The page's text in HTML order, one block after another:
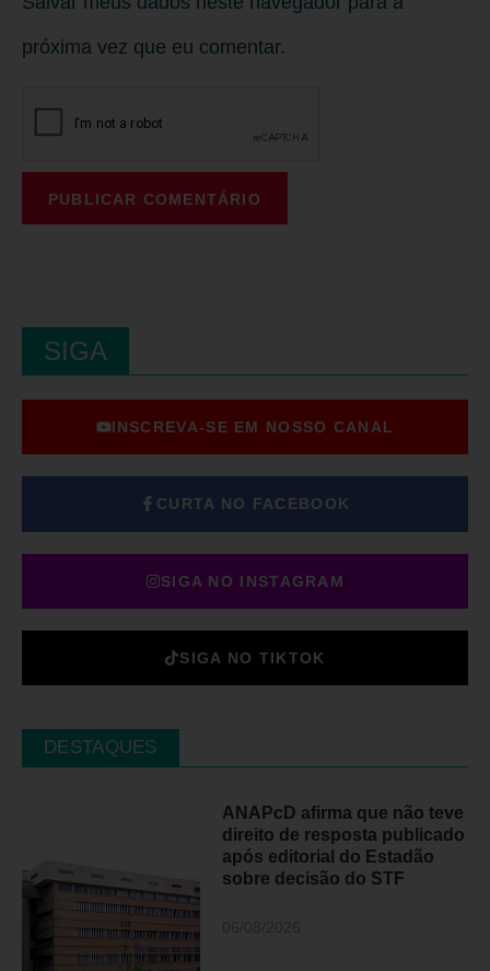
próxima vez que eu comentar.
SIGA
INSCREVA-SE EM NOSSO CANAL
CURTA NO FACEBOOK
SIGA NO INSTAGRAM
SIGA NO TIKTOK
DESTAQUES
ANAPcD afirma que não teve
direito de resposta publicado
após editorial do Estadão
sobre decisão do STF